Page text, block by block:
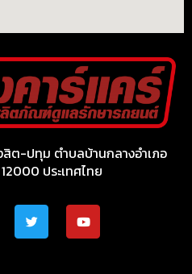
ต-ปทุม ตำบลบ้านกลางอำเภอ
ประเทศไทย